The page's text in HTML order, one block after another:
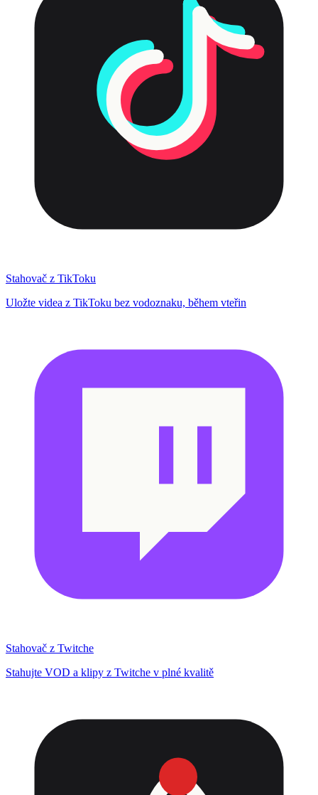
Stahovač z TikToku
Uložte videa z TikToku bez vodoznaku, během vteřin
Stahovač z Twitche
Stahujte VOD a klipy z Twitche v plné kvalitě